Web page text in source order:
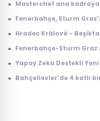
» Masterchef ana kadroya
» Fenerbahçe, Sturm
» Hradec Králové -
» Fenerbahçe-Sturm
» Yapay Zeka Destekli
» Bahçelievler'de 4 katlı